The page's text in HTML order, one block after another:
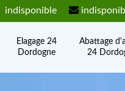
indisponible
Elagage 24
Dordogne
Abattage
24